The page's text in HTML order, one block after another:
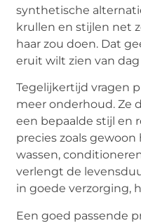
synthetische
krullen en stijlen net
haar zou doen. Dat
eruit wilt zien van
Tegelijkertijd vragen
meer onderhoud. Ze
een bepaalde stijl en
precies zoals
wassen,
verlengt de
in goede verzorging,
Een goed passende